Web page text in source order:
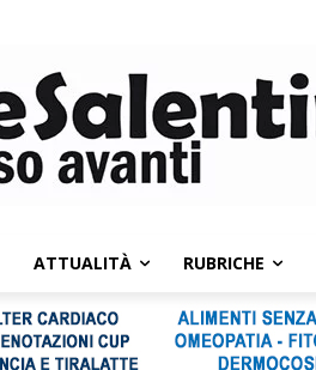
ATTUALITÀ RUBRICHE